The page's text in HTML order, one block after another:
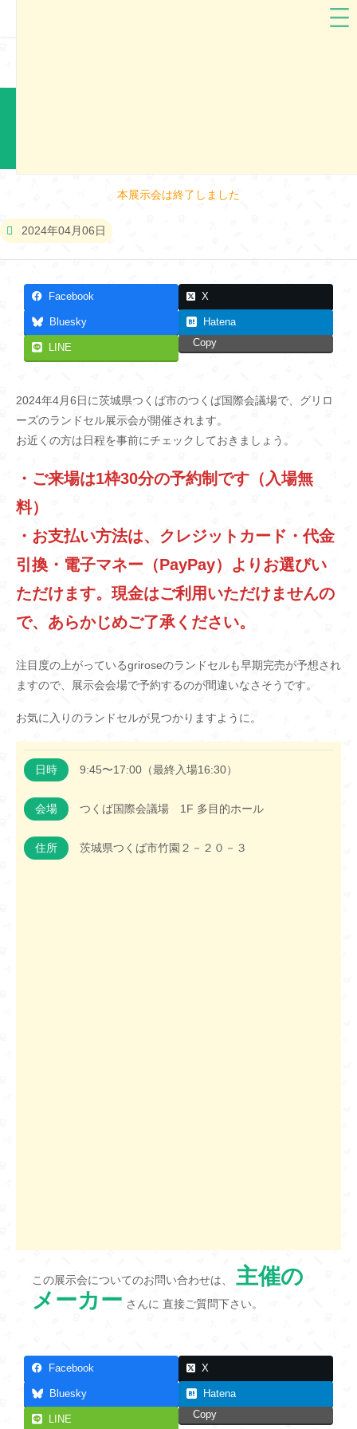
本展示会は終了しました
2024年04月06日
Facebook X
Bluesky Hatena
LINE Copy
2024年4月6日に茨城県つくば市のつくば国際会議場で、グリロ
ーズのランドセル展示会が開催されます。
お近くの方は日程を事前にチェックしておきましょう。
・ご来場は1枠30分の予約制です（入場無
料）
・お支払い方法は、クレジットカード・代金
引換・電子マネー（PayPay）よりお選びい
ただけます。現金はご利用いただけませんの
で、あらかじめご了承ください。
注目度の上がっているgriroseのランドセルも早期完売が予想され
ますので、展示会会場で予約するのが間違いなさそうです。
お気に入りのランドセルが見つかりますように。
日時 9:45〜17:00（最終入場16:30）
会場 つくば国際会議場 1F 多目的ホール
住所 茨城県つくば市竹園２－２０－３
この展示会についてのお問い合わせは、 主催の
メーカー さんに 直接ご質問下さい。
Facebook X
Bluesky Hatena
LINE Copy